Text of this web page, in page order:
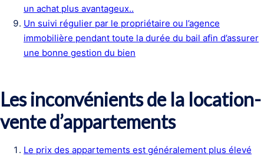
un achat plus avantageux..
Un suivi régulier par le propriétaire ou l’agence
immobilière pendant toute la durée du bail afin d’assurer
une bonne gestion du bien
Les inconvénients de la location-
vente d’appartements
Le prix des appartements est généralement plus élevé